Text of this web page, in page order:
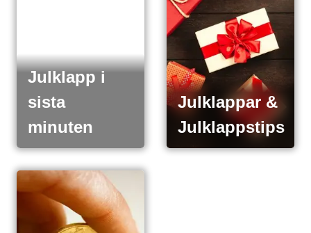
Julklapp i
sista
minuten
Julklappar &
Julklappstips